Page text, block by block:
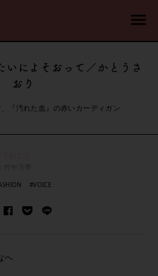
いによそおって／かとうさ
おり
、『汚れた血』の赤いカーディガン
#VOICE
へ